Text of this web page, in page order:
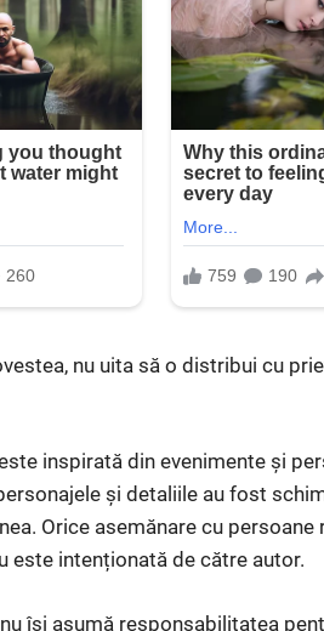
nu uita să o distribui cu
inspirată din evenimente și
și detaliile au fost
Orice asemănare cu persoane
este intenționată de către autor.
își asumă responsabilitatea